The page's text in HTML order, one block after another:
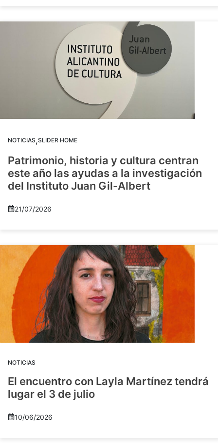
NOTICIAS,SLIDER HOME
Patrimonio, historia y cultura centran
este año las ayudas a la investigación
del Instituto Juan Gil-Albert
21/07/2026
NOTICIAS
El encuentro con Layla Martínez tendrá
lugar el 3 de julio
10/06/2026